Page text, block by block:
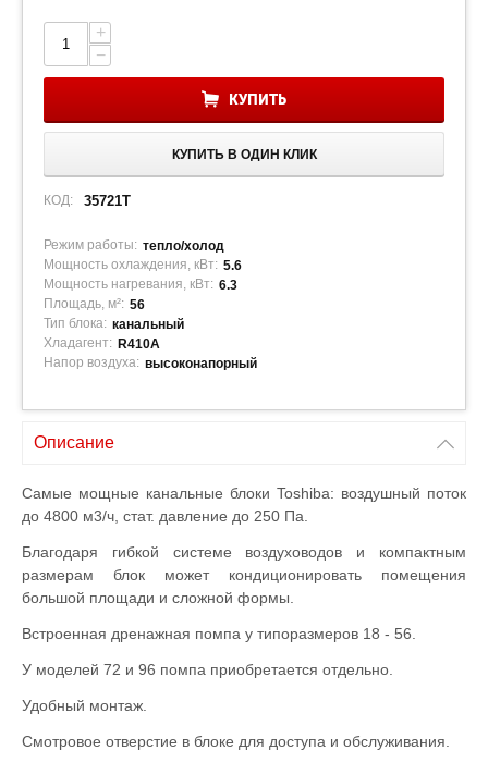
+
−
КУПИТЬ
КУПИТЬ В ОДИН КЛИК
КОД: 35721T
Режим работы: тепло/холод
Мощность охлаждения, кВт: 5.6
Мощность нагревания, кВт: 6.3
Площадь, м²: 56
Тип блока: канальный
Хладагент: R410A
Напор воздуха: высоконапорный
Описание
Самые мощные канальные блоки Toshiba: воздушный поток
до 4800 м3/ч, стат. давление до 250 Па.
Благодаря гибкой системе воздуховодов и компактным
размерам блок может кондиционировать помещения
большой площади и сложной формы.
Встроенная дренажная помпа у типоразмеров 18 - 56.
У моделей 72 и 96 помпа приобретается отдельно.
Удобный монтаж.
Смотровое отверстие в блоке для доступа и обслуживания.